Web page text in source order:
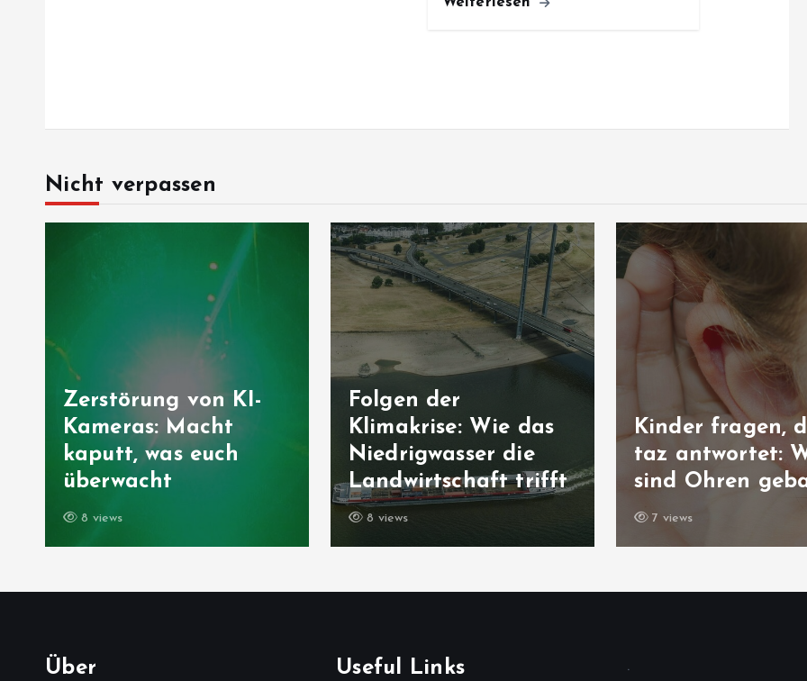
Nicht verpassen
Zerstörung von KI-
Kameras: Macht
kaputt, was euch
überwacht
8 views
Folgen der
Klimakrise: Wie das
Niedrigwasser die
Landwirtschaft trifft
8 views
Kinder fragen,
taz antwortet:
sind Ohren
7 views
Über Useful Links .